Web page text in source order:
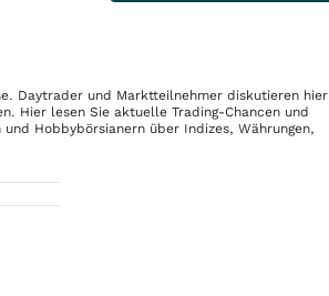
Daytrader und Marktteilnehmer diskutieren hier
Hier lesen Sie aktuelle Trading-Chancen und
Hobbybörsianern über Indizes, Währungen,